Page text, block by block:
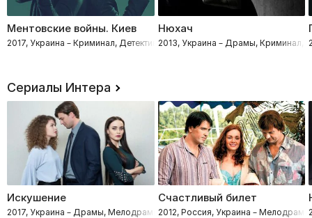
Ментовские войны. Киев
2017, Украина – Криминал, Детективы, Драмы
Нюхач
2013, Украина – Драмы, Криминал,
Сериалы Интера
Искушение
2017, Украина – Драмы, Мелодрамы
Счастливый билет
2012, Россия, Украина – Мелодрамы